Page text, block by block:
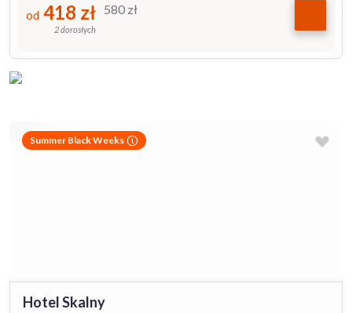
580 zł
od 418 zł
2 dorosłych
Summer Black Weeks
Hotel Skalny